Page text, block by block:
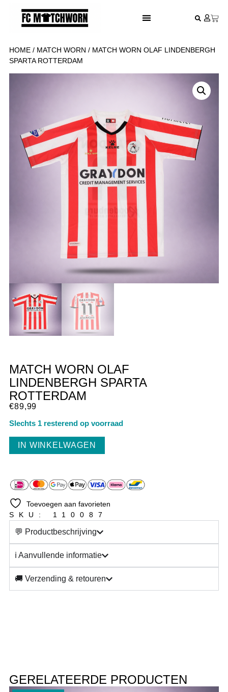
HOME/ MATCH WORN / MATCH WORN OLAF LINDENBERGH
SPARTA ROTTERDAM
MATCH WORN OLAF
LINDENBERGH SPARTA
ROTTERDAM
€89,99
Slechts 1 resterend op voorraad
IN WINKELWAGEN
Toevoegen aan favorieten
SKU: 110087
💬 Productbeschrijving
ℹ️ Aanvullende informatie
🚚 Verzending & retouren
GERELATEERDE PRODUCTEN